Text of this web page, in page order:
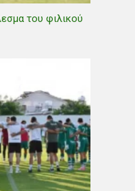
του φιλικού